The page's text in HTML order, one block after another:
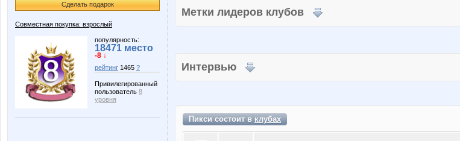
Сделать подарок
Совместная покупка: взрослый
популярность:
18471 место
-8 ↓
рейтинг 1465 ?
Привилегированный
пользователь 8
уровня
Метки лидеров клубов
Интервью
Пикси состоит вклубах